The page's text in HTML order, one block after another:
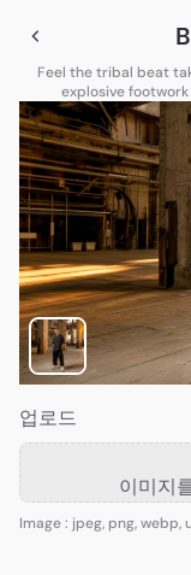
업로드
이미지
Image : jpeg, png, webp,
Feel the tribal beat
explosive